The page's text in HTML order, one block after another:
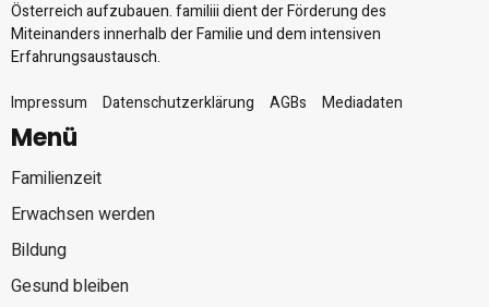
Österreich aufzubauen. familiii dient der Förderung des
Miteinanders innerhalb der Familie und dem intensiven
Erfahrungsaustausch.
Impressum
Datenschutzerklärung AGBs Mediadaten
Menü
Familienzeit
Erwachsen werden
Bildung
Gesund bleiben